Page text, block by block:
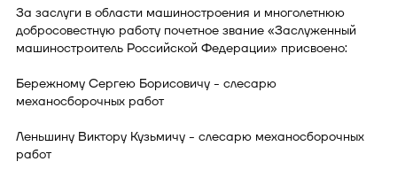
За заслуги в области машиностроения и многолетнюю
добросовестную работу почетное звание «Заслуженный
машиностроитель Российской Федерации» присвоено:
Бережному Сергею Борисовичу - слесарю
механосборочных работ
Леньшину Виктору Кузьмичу - слесарю механосборочных
работ